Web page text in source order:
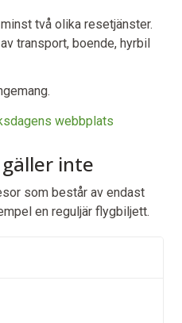
två olika resetjänster.
transport, boende, hyrbil
webbplats
inte
som består av endast
en reguljär flygbiljett.